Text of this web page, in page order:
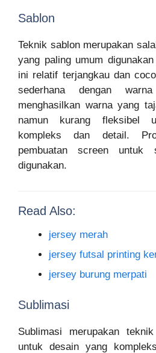
Sablon
Teknik sablon merupakan
yang paling umum
ini relatif terjangkau dan
sederhana dengan
menghasilkan warna yang
namun kurang fleksibel
kompleks dan detail.
pembuatan screen untuk
digunakan.
Read Also:
jersey merah
jersey futsal printing
jersey burung merpati
Sublimasi
Sublimasi merupakan
untuk desain yang